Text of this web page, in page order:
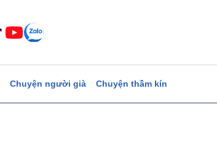
Chuyện người già Chuyện thầm kín